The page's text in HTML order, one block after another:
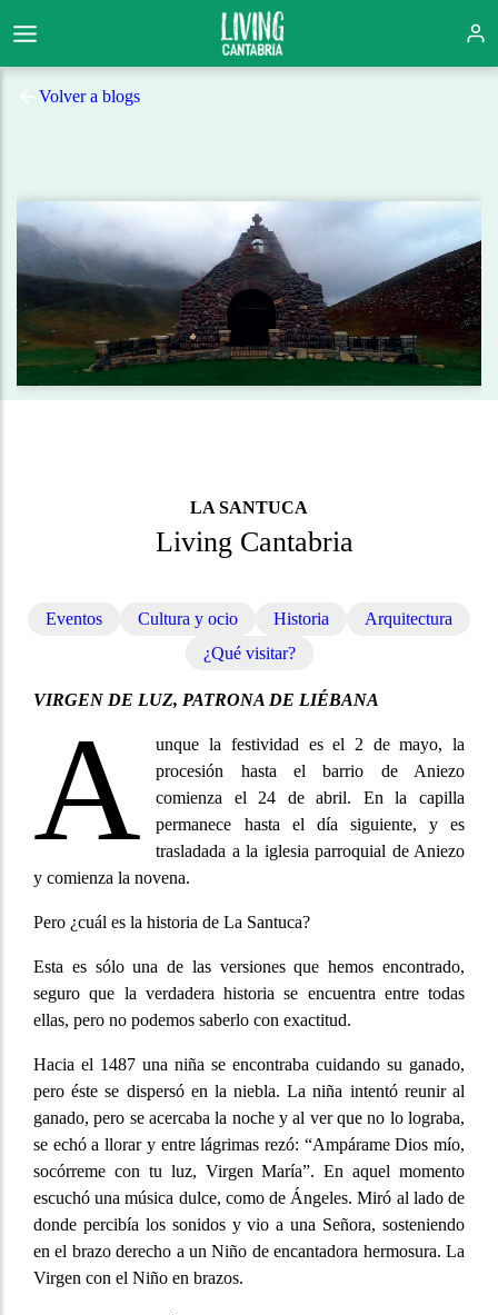
Volver a blogs
LA SANTUCA
Living Cantabria
Eventos Cultura y ocio Historia
Arquitectura
¿Qué visitar?
VIRGEN DE LUZ, PATRONA DE LIÉBANA
A
unque la festividad es el 2 de mayo, la
procesión hasta el barrio de Aniezo
comienza el 24 de abril. En la capilla
permanece hasta el día siguiente, y es
trasladada a la iglesia parroquial de Aniezo
y comienza la novena.
Pero ¿cuál es la historia de La Santuca?
Esta es sólo una de las versiones que hemos encontrado,
seguro que la verdadera historia se encuentra entre todas
ellas, pero no podemos saberlo con exactitud.
Hacia el 1487 una niña se encontraba cuidando su ganado,
pero éste se dispersó en la niebla. La niña intentó reunir al
ganado, pero se acercaba la noche y al ver que no lo lograba,
se echó a llorar y entre lágrimas rezó: “Ampárame Dios mío,
socórreme con tu luz, Virgen María”. En aquel momento
escuchó una música dulce, como de Ángeles. Miró al lado de
donde percibía los sonidos y vio a una Señora, sosteniendo
en el brazo derecho a un Niño de encantadora hermosura. La
Virgen con el Niño en brazos.